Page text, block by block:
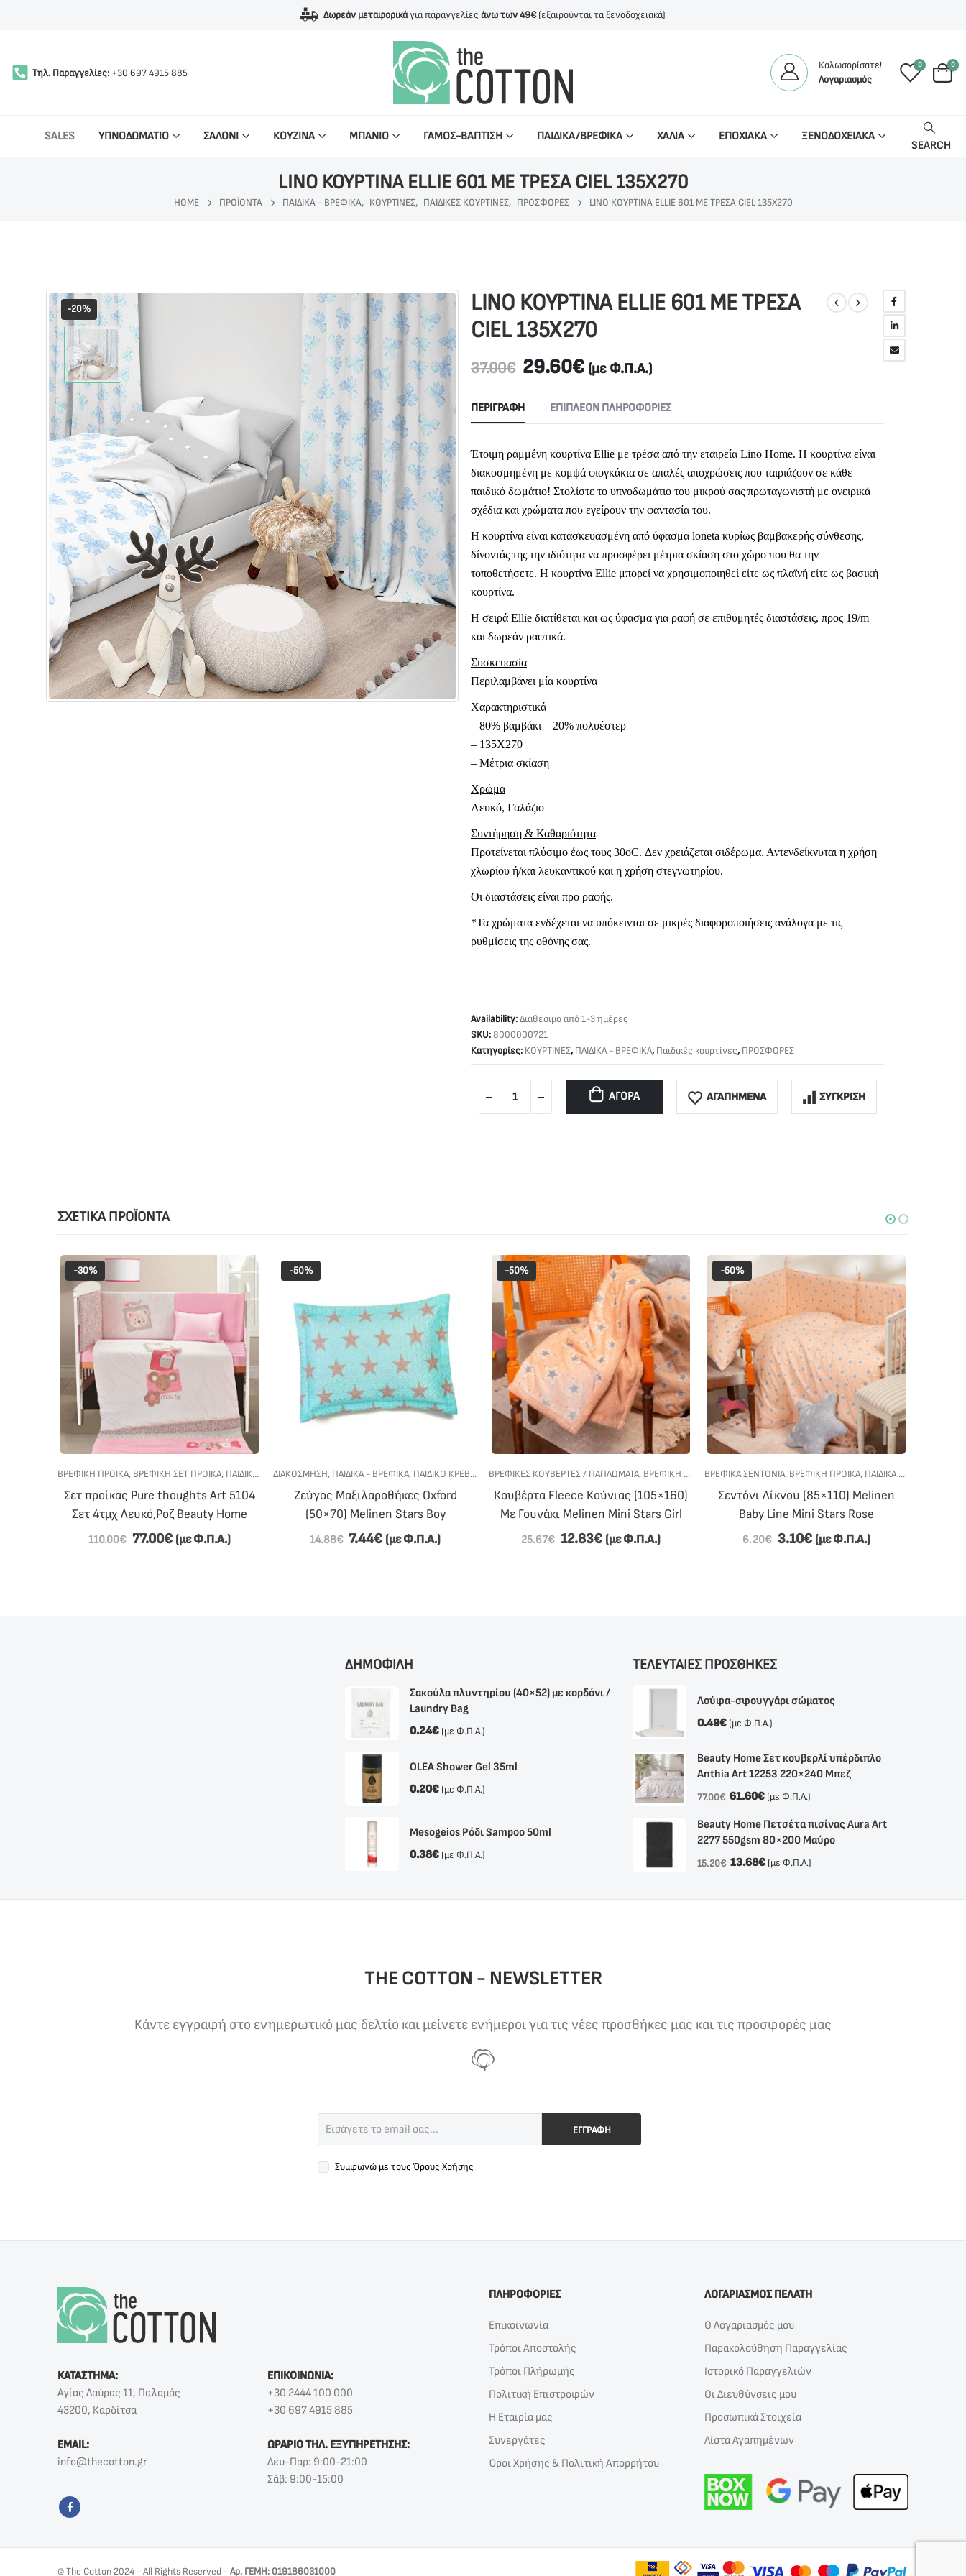
Δωρεάν μεταφορικάγια παραγγελίες άνω των 49€(εξαιρούνται τα ξενοδοχειακά)
Τηλ. Παραγγελίες: +30 697 4915 885
Καλωσορίσατε!
Λογαριασμός
0 0
SALES ΥΠΝΟΔΩΜΑΤΙΟ ΣΑΛΟΝΙ ΚΟΥΖΙΝΑ ΜΠΑΝΙΟ ΓΑΜΟΣ-ΒΑΠΤΙΣΗ ΠΑΙΔΙΚΑ/ΒΡΕΦΙΚΑ ΧΑΛΙΑ ΕΠΟΧΙΑΚΑ ΞΕΝΟΔΟΧΕΙΑΚΑ
SEARCH
LINO ΚΟΥΡΤΙΝΑ ELLIE 601 ΜΕ ΤΡΕΣΑ CIEL 135X270
HOME ΠΡΟΪΌΝΤΑ ΠΑΙΔΙΚΑ - ΒΡΕΦΙΚΑ, ΚΟΥΡΤΙΝΕΣ, ΠΑΙΔΙΚΈΣ ΚΟΥΡΤΊΝΕΣ, ΠΡΟΣΦΟΡΕΣ LINO ΚΟΥΡΤΙΝΑ ELLIE 601 ΜΕ ΤΡΕΣΑ CIEL 135X270
-20%
LINO ΚΟΥΡΤΙΝΑ ELLIE 601 ΜΕ ΤΡΕΣΑ
CIEL 135X270
37.00€ 29.60€ (με Φ.Π.Α.)
ΠΕΡΙΓΡΑΦΉ ΕΠΙΠΛΈΟΝ ΠΛΗΡΟΦΟΡΊΕΣ
Έτοιμη ραμμένη κουρτίνα Ellie με τρέσα από την εταιρεία Lino Home. Η κουρτίνα είναι
διακοσμημένη με κομψά φιογκάκια σε απαλές αποχρώσεις που ταιριάζουν σε κάθε
παιδικό δωμάτιο! Στολίστε το υπνοδωμάτιο του μικρού σας πρωταγωνιστή με ονειρικά
σχέδια και χρώματα που εγείρουν την φαντασία του.
Η κουρτίνα είναι κατασκευασμένη από ύφασμα loneta κυρίως βαμβακερής σύνθεσης,
δίνοντάς της την ιδιότητα να προσφέρει μέτρια σκίαση στο χώρο που θα την
τοποθετήσετε. Η κουρτίνα Ellie μπορεί να χρησιμοποιηθεί είτε ως πλαϊνή είτε ως βασική
κουρτίνα.
Η σειρά Ellie διατίθεται και ως ύφασμα για ραφή σε επιθυμητές διαστάσεις, προς 19/m
και δωρεάν ραφτικά.
Συσκευασία
Περιλαμβάνει μία κουρτίνα
Χαρακτηριστικά
– 80% βαμβάκι – 20% πολυέστερ
– 135Χ270
– Μέτρια σκίαση
Χρώμα
Λευκό, Γαλάζιο
Συντήρηση & Καθαριότητα
Προτείνεται πλύσιμο έως τους 30oC. Δεν χρειάζεται σιδέρωμα. Αντενδείκνυται η χρήση
χλωρίου ή/και λευκαντικού και η χρήση στεγνωτηρίου.
Οι διαστάσεις είναι προ ραφής.
*Τα χρώματα ενδέχεται να υπόκεινται σε μικρές διαφοροποιήσεις ανάλογα με τις
ρυθμίσεις της οθόνης σας.
Availability:Διαθέσιμο από 1-3 ημέρες
SKU:8000000721
Κατηγορίες: ΚΟΥΡΤΙΝΕΣ, ΠΑΙΔΙΚΑ - ΒΡΕΦΙΚΑ, Παιδικές κουρτίνες, ΠΡΟΣΦΟΡΕΣ
ΑΓΟΡΆ ΑΓΑΠΗΜΕΝΑ ΣΥΓΚΡΙΣΗ
ΣΧΕΤΙΚΆ ΠΡΟΪΌΝΤΑ
,ΠΑΙΔΙΚΑ - ΒΡΕΦΙΚΑ,ΠΡΟΣΦΟΡΕΣ
-30%
ΒΡΕΦΙΚΗ ΠΡΟΙΚΑ, ΒΡΕΦΙΚΉ ΣΕΤ ΠΡΟΊΚΑ, ΠΑΙΔΙΚΑ - ΒΡΕΦΙΚΑ
Σετ προίκας Pure thoughts Art 5104
Σετ 4τμχ Λευκό,Ροζ Beauty Home
110.00€ 77.00€ (με Φ.Π.Α.)
-50%
ΔΙΑΚΌΣΜΗΣΗ, ΠΑΙΔΙΚΑ - ΒΡΕΦΙΚΑ, ΠΑΙΔΙΚΟ ΚΡΕΒΑΤΙ ΠΡΟΣΦΟΡΕΣ
Ζεύγος Μαξιλαροθήκες Oxford
(50×70) Melinen Stars Boy
14.88€ 7.44€ (με Φ.Π.Α.)
-50%
ΒΡΕΦΙΚΈΣ ΚΟΥΒΈΡΤΕΣ / ΠΑΠΛΏΜΑΤΑ, ΒΡΕΦΙΚΗ ΠΡΟΙΚΑ ,ΠΑΙΔΙΚΑ - ΒΡΕΦΙΚΑ,ΠΡΟΣΦΟΡΕΣ
Κουβέρτα Fleece Κούνιας (105×160)
Με Γουνάκι Melinen Mini Stars Girl
25.67€ 12.83€ (με Φ.Π.Α.)
-50%
ΒΡΕΦΙΚΆ ΣΕΝΤΌΝΙΑ, ΒΡΕΦΙΚΗ ΠΡΟΙΚΑ, ΠΑΙΔΙΚΑ - ΒΡΕΦΙΚΑ
Σεντόνι Λίκνου (85×110) Melinen
Baby Line Mini Stars Rose
6.20€ 3.10€ (με Φ.Π.Α.)
ΔΗΜΟΦΙΛΗ
Σακούλα πλυντηρίου (40×52) με κορδόνι /
Laundry Bag
0.24€ (με Φ.Π.Α.)
OLEA Shower Gel 35ml
0.20€ (με Φ.Π.Α.)
Mesogeios Ρόδι Sampoo 50ml
0.38€ (με Φ.Π.Α.)
ΤΕΛΕΥΤΑΙΕΣ ΠΡΟΣΘΗΚΕΣ
Λούφα-σφουγγάρι σώματος
0.49€ (με Φ.Π.Α.)
Beauty Home Σετ κουβερλί υπέρδιπλο
Anthia Αrt 12253 220×240 Μπεζ
77.00€ 61.60€ (με Φ.Π.Α.)
Beauty Home Πετσέτα πισίνας Aura Art
2277 550gsm 80×200 Μαύρο
15.20€ 13.68€ (με Φ.Π.Α.)
THE COTTON - NEWSLETTER
Κάντε εγγραφή στο ενημερωτικό μας δελτίο και μείνετε ενήμεροι για τις νέες προσθήκες μας και τις προσφορές μας
ΕΓΓΡΑΦΗ
Συμφωνώ με τους Όρους Χρήσης
ΚΑΤΑΣΤΗΜΑ:
Αγίας Λαύρας 11, Παλαμάς
43200, Καρδίτσα
ΕΠΙΚΟΙΝΩΝΙΑ:
+30 2444 100 000
+30 697 4915 885
EMAIL:
info@thecotton.gr
ΩΡΑΡΙΟ ΤΗΛ. ΕΞΥΠΗΡΕΤΗΣΗΣ:
Δευ-Παρ: 9:00-21:00
Σάβ: 9:00-15:00
ΠΛΗΡΟΦΟΡΙΕΣ
Επικοινωνία
Τρόποι Αποστολής
Τρόποι Πλήρωμής
Πολιτική Επιστροφών
Η Εταιρία μας
Συνεργάτες
Όροι Χρήσης & Πολιτική Απορρήτου
ΛΟΓΑΡΙΑΣΜΟΣ ΠΕΛΑΤΗ
Ο Λογαριασμός μου
Παρακολούθηση Παραγγελίας
Ιστορικό Παραγγελιών
Οι Διευθύνσεις μου
Προσωπικά Στοιχεία
Λίστα Αγαπημένων
© The Cotton 2024 - All Rights Reserved -Αρ. ΓΕΜΗ: 019186031000